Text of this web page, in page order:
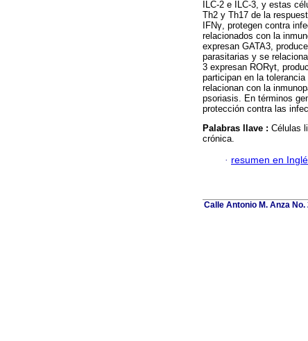
ILC-2 e ILC-3, y estas
Th2 y Th17 de la
IFNγ, protegen contra
relacionados con la
expresan GATA3,
parasitarias y se
3 expresan RORγt,
participan en la
relacionan con la
psoriasis. En términos
protección contra las
Palabras llave : Células
crónica.
· resumen en
Calle Antonio M. Anza